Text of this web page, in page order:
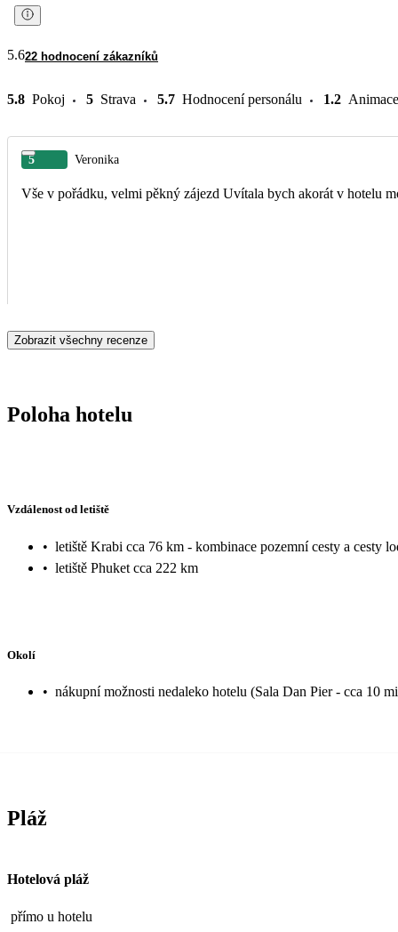
5.622 hodnocení zákazníků
5.8 Pokoj 5 Strava 5.7 Hodnocení personálu 1.2 Animace
5 Veronika
Vše v pořádku, velmi pěkný zájezd Uvítala bych akorát v hotelu
Zobrazit všechny recenze
Poloha hotelu
Vzdálenost od letiště
• letiště Krabi cca 76 km - kombinace pozemní cesty a cesty
• letiště Phuket cca 222 km
Okolí
• nákupní možnosti nedaleko hotelu (Sala Dan Pier - cca 10
Pláž
Hotelová pláž
přímo u hotelu